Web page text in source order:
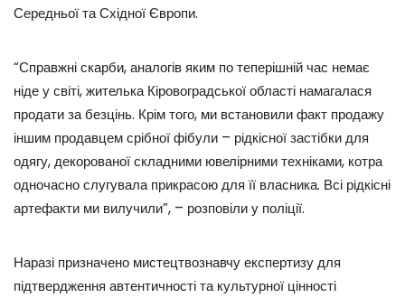
Середньої та Східної Європи.
“Справжні скарби, аналогів яким по теперішній час немає
ніде у світі, жителька Кіровоградської області намагалася
продати за безцінь. Крім того, ми встановили факт продажу
іншим продавцем срібної фібули – рідкісної застібки для
одягу, декорованої складними ювелірними техніками, котра
одночасно слугувала прикрасою для її власника. Всі рідкісні
артефакти ми вилучили”, – розповіли у поліції.
Наразі призначено мистецтвознавчу експертизу для
підтвердження автентичності та культурної цінності